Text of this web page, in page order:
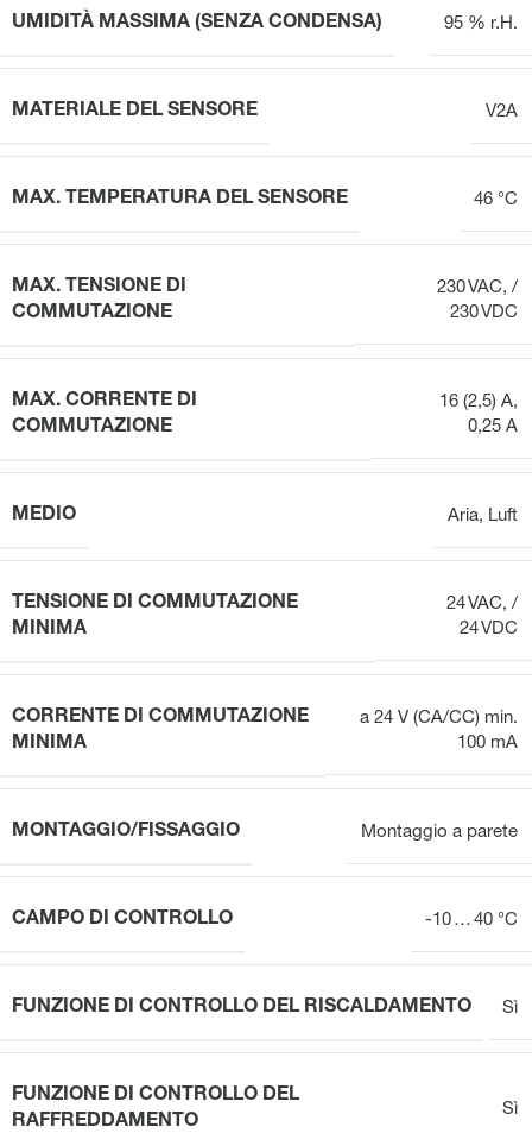
UMIDITÀ MASSIMA (SENZA CONDENSA) 95 % r.H.
MATERIALE DEL SENSORE V2A
MAX. TEMPERATURA DEL SENSORE 46 °C
MAX. TENSIONE DI
COMMUTAZIONE
230 VAC, /
230 VDC
MAX. CORRENTE DI
COMMUTAZIONE
16 (2,5) A,
0,25 A
MEDIO Aria, Luft
TENSIONE DI COMMUTAZIONE
MINIMA
24 VAC, /
24 VDC
CORRENTE DI COMMUTAZIONE
MINIMA
a 24 V (CA/CC) min.
100 mA
MONTAGGIO/FISSAGGIO Montaggio a parete
CAMPO DI CONTROLLO -10 … 40 °C
FUNZIONE DI CONTROLLO DEL RISCALDAMENTO Sì
FUNZIONE DI CONTROLLO DEL
RAFFREDDAMENTO
Sì